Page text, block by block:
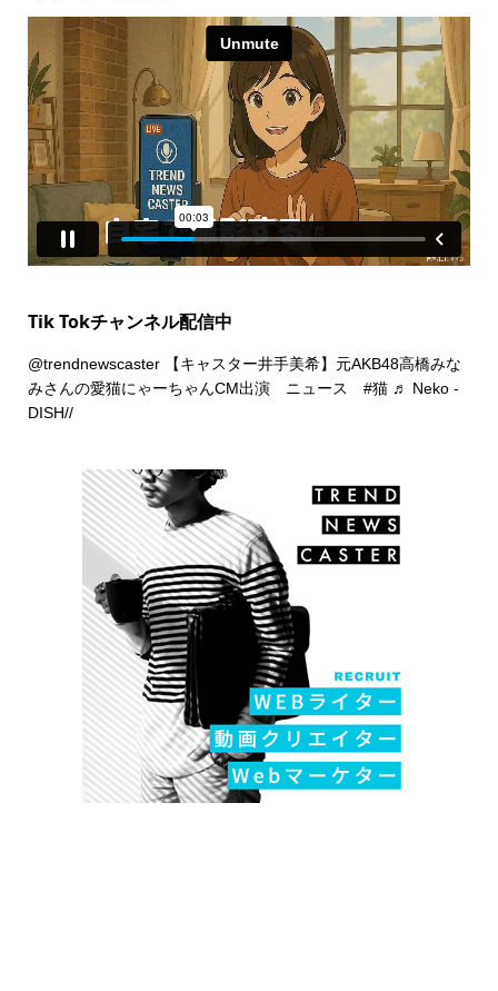
Tik Tokチャンネル配信中
@trendnewscaster【キャスター井手美希】元AKB48高橋みな
みさんの愛猫にゃーちゃんCM出演 ニュース #猫 ♬ Neko -
DISH//